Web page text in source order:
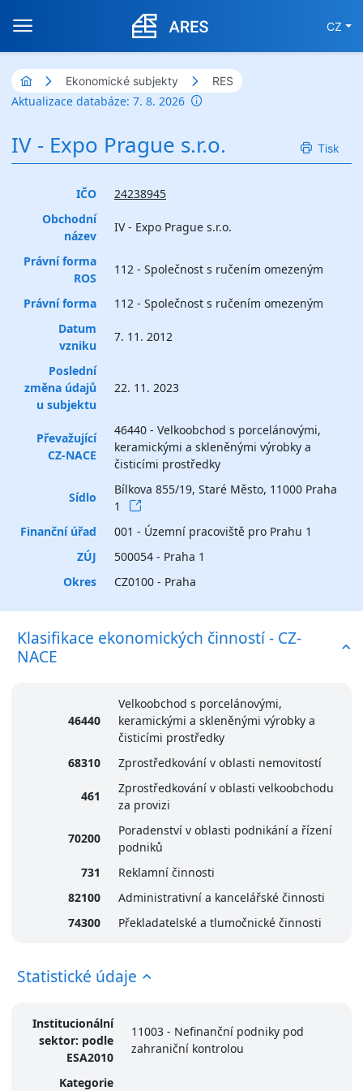
CZ
Ekonomické subjekty RES
Aktualizace databáze: 7. 8. 2026
IV - Expo Prague s.r.o. Tisk
IČO
24238945
Obchodní
název
IV - Expo Prague s.r.o.
Právní forma
ROS
112 - Společnost s ručením omezeným
Právní forma
112 - Společnost s ručením omezeným
Datum
vzniku
7. 11. 2012
Poslední
změna údajů
u subjektu
22. 11. 2023
Převažující
CZ-NACE
46440 - Velkoobchod s porcelánovými,
keramickými a skleněnými výrobky a
čisticími prostředky
Sídlo
Bílkova 855/19, Staré Město, 11000 Praha
1
Finanční úřad
001 - Územní pracoviště pro Prahu 1
ZÚJ
500054 - Praha 1
Okres
CZ0100 - Praha
Klasifikace ekonomických činností - CZ-
NACE
46440
Velkoobchod s porcelánovými,
keramickými a skleněnými výrobky a
čisticími prostředky
68310
Zprostředkování v oblasti nemovitostí
461
Zprostředkování v oblasti velkoobchodu
za provizi
70200
Poradenství v oblasti podnikání a řízení
podniků
731
Reklamní činnosti
82100
Administrativní a kancelářské činnosti
74300
Překladatelské a tlumočnické činnosti
Statistické údaje
Institucionální
sektor: podle
ESA2010
11003 - Nefinanční podniky pod
zahraniční kontrolou
Kategorie